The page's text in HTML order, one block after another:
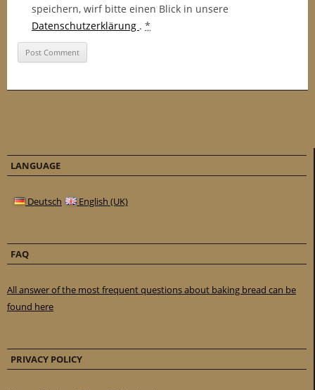
speichern, wirf bitte einen Blick in unsere
Datenschutzerklärung . *
LANGUAGE
Deutsch English (UK)
FAQ
All answer of the most frequent questions about baking bread can be
found here
PRIVACY POLICY